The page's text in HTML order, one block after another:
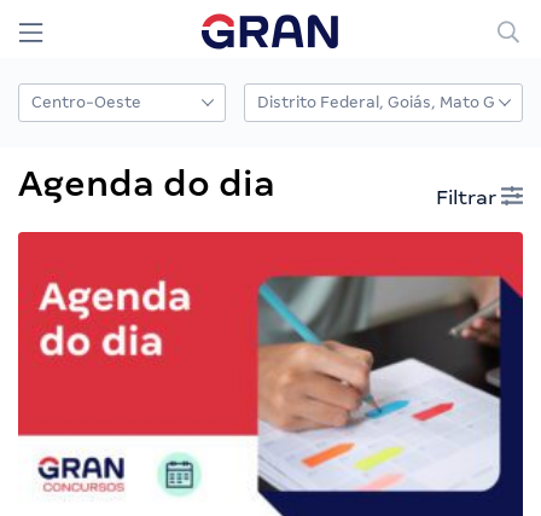
Agenda do dia Filtrar